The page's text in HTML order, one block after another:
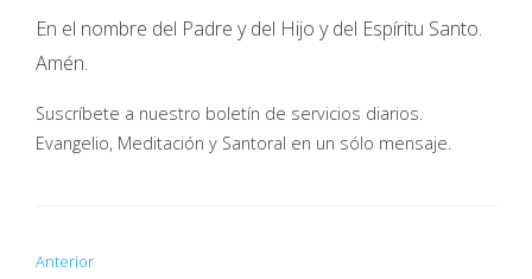
En el nombre del Padre y del Hijo y del Espíritu Santo.
Amén.
Suscríbete a nuestro boletín de servicios diarios.
Evangelio, Meditación y Santoral en un sólo mensaje.
Anterior